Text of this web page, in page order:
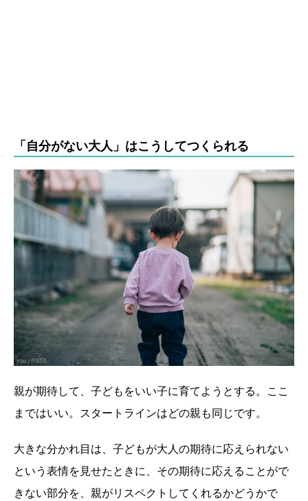
「自分がない大人」はこうしてつくられる
親が期待して、子どもをいい子に育てようとする。ここ
まではいい。スタートラインはどの親も同じです。
大きな分かれ目は、子どもが大人の期待に応えられない
という表情を見せたときに、その期待に応えることがで
きない部分を、親がリスペクトしてくれるかどうかで